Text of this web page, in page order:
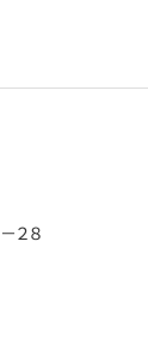
２８